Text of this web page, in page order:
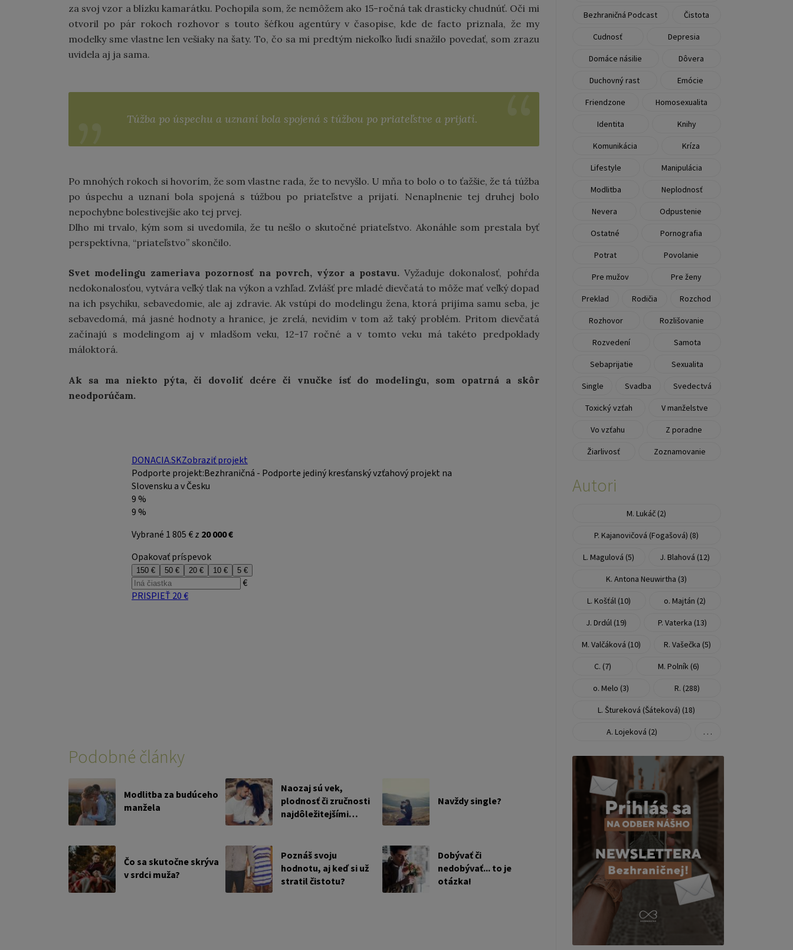
za svoj vzor a blízku kamarátku. Pochopila som, že nemôžem ako 15-ročná tak drasticky chudnúť. Oči mi
otvoril po pár rokoch rozhovor s touto šéfkou agentúry v časopise, kde de facto priznala, že my
modelky sme vlastne len vešiaky na šaty. To, čo sa mi predtým niekoľko ľudí snažilo povedať, som zrazu
uvidela aj ja sama.
Túžba po úspechu a uznaní bola spojená s túžbou po priateľstve a prijatí.
Po mnohých rokoch si hovorím, že som vlastne rada, že to nevyšlo. U mňa to bolo o to ťažšie, že tá túžba
po úspechu a uznaní bola spojená s túžbou po priateľstve a prijatí. Nenaplnenie tej druhej bolo
nepochybne bolestivejšie ako tej prvej.
Dlho mi trvalo, kým som si uvedomila, že tu nešlo o skutočné priateľstvo. Akonáhle som prestala byť
perspektívna, “priateľstvo” skončilo.
Svet modelingu zameriava pozornosť na povrch, výzor a postavu.Vyžaduje dokonalosť, pohŕda
nedokonalosťou, vytvára veľký tlak na výkon a vzhľad. Zvlášť pre mladé dievčatá to môže mať veľký dopad
na ich psychiku, sebavedomie, ale aj zdravie. Ak vstúpi do modelingu žena, ktorá prijíma samu seba, je
sebavedomá, má jasné hodnoty a hranice, je zrelá, nevidím v tom až taký problém. Pritom dievčatá
začínajú s modelingom aj v mladšom veku, 12-17 ročné a v tomto veku má takéto predpoklady
máloktorá.
Ak sa ma niekto pýta, či dovoliť dcére či vnučke ísť do modelingu, som opatrná a skôr
neodporúčam.
Podobné články
Modlitba za budúceho
manžela
Naozaj sú vek,
plodnosť či zručnosti
najdôležitejšími
Navždy single?
Čo sa skutočne skrýva
v srdci muža?
Poznáš svoju
hodnotu, aj keď si už
stratil čistotu?
Dobývať či
nedobývať... to je
otázka!
Bezhraničná Podcast Čistota
Cudnosť Depresia
Domáce násilie Dôvera
Duchovný rast Emócie
Friendzone Homosexualita
Identita Knihy
Komunikácia Kríza
Lifestyle Manipulácia
Modlitba Neplodnosť
Nevera Odpustenie
Ostatné Pornografia
Potrat Povolanie
Pre mužov Pre ženy
Preklad Rodičia Rozchod
Rozhovor Rozlišovanie
Rozvedení Samota
Sebaprijatie Sexualita
Single Svadba Svedectvá
Toxický vzťah V manželstve
Vo vzťahu Z poradne
Žiarlivosť Zoznamovanie
Autori
M. Lukáč (2)
P. Kajanovičová (Fogašová) (8)
L. Magulová (5) J. Blahová (12)
K. Antona Neuwirtha (3)
L. Košťál (10) o. Majtán (2)
J. Drdúl (19) P. Vaterka (13)
M. Valčáková (10) R. Vašečka (5)
C. (7) M. Polník (6)
o. Melo (3) R. (288)
L. Štureková (Šáteková) (18)
A. Lojeková (2) . . .